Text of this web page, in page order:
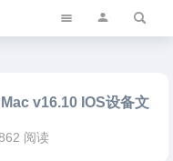
v16.10 IOS设备文
阅读